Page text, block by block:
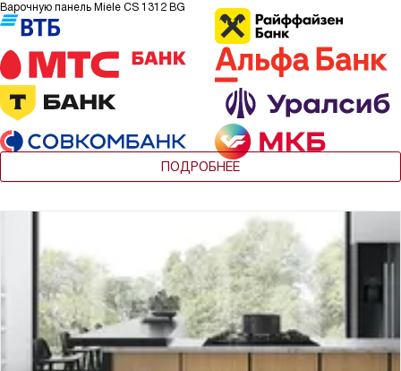
Варочную панель Miele CS 1312 BG
ПОДРОБНЕЕ